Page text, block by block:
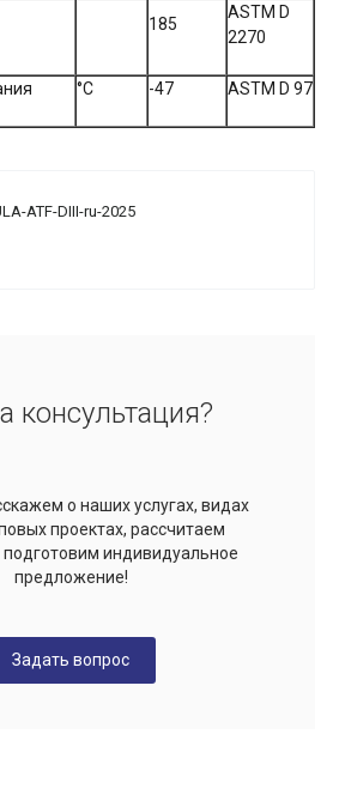
185
ASTM D
2270
°С -47 ASTM D 97
ATF-DIII-ru-2025
консультация?
о наших услугах, видах
проектах, рассчитаем
подготовим индивидуальное
предложение!
Задать вопрос